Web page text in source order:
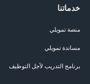
خدماتنا
منصة تمويلي
مساندة تمويلي
برنامج التدريب لأجل التوظيف